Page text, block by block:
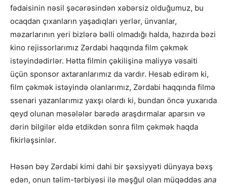
fədaisinin nəsil şəcərəsindən xəbərsiz olduğumuz, bu
ocaqdan çıxanların yaşadıqları yerlər, ünvanlar,
məzarlarının yeri bizlərə bəlli olmadığı halda, hazırda bəzi
kino rejissorlarımız Zərdabi haqqında film çəkmək
istəyindədirlər. Hətta filmin çəkilişinə maliyyə vəsaiti
üçün sponsor axtaranlarımız da vardır. Hesab edirəm ki,
film çəkmək istəyində olanlarımız, Zərdabi haqqında filmə
ssenari yazanlarımız yaxşı olardı ki, bundan öncə yuxarıda
qeyd olunan məsələlər barədə araşdırmalar aparsın və
dərin bilgilər əldə etdikdən sonra film çəkmək haqda
fikirləşsinlər.
Həsən bəy Zərdabi kimi dahi bir şəxsiyyəti dünyaya bəxş
edən, onun təlim-tərbiyəsi ilə məşğul olan müqəddəs ana